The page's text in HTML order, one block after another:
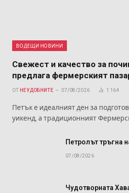
ВОДЕЩИ НОВИНИ
Свежест и качество за
предлага фермерският
ОТ НЕУДОБНИТЕ 07/08/2026 1 164
Петък е идеалният ден за
уикенд, а традиционният
Петролът тръгна
07/08/2026
Чудотворната